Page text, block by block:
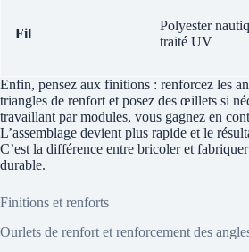
Fil
Polyester
traité UV
Enfin, pensez aux finitions : renforcez les
triangles de renfort et posez des œillets si
travaillant par modules, vous gagnez en
L’assemblage devient plus rapide et le
C’est la différence entre bricoler et
durable.
Finitions et renforts
Ourlets de renfort et renforcement des